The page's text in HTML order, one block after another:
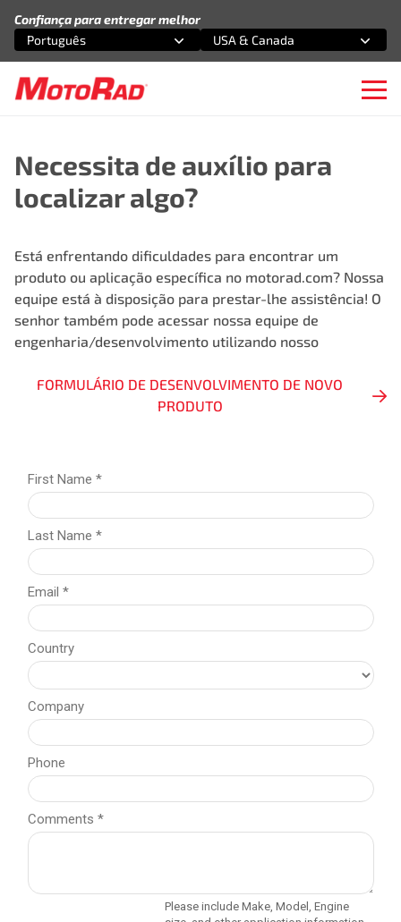
Confiança para entregar melhor
Selecione uma opção
Português
Selecione uma opção
USA & Canada
Necessita de auxílio para
localizar algo?
Está enfrentando dificuldades para encontrar um
produto ou aplicação específica no motorad.com? Nossa
equipe está à disposição para prestar-lhe assistência! O
senhor também pode acessar nossa equipe de
engenharia/desenvolvimento utilizando nosso
FORMULÁRIO DE DESENVOLVIMENTO DE NOVO
PRODUTO